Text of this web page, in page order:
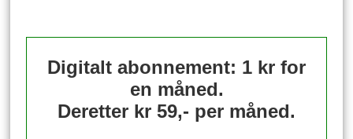
Digitalt abonnement: 1 kr for
en måned.
Deretter kr 59,- per måned.